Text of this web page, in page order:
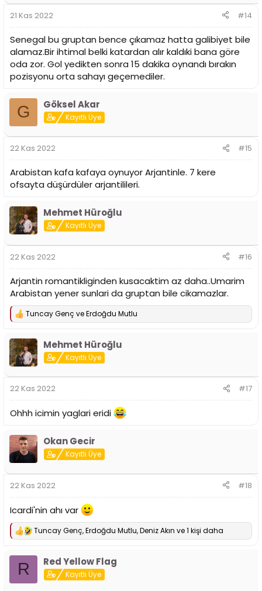
21 Kas 2022 #14
Senegal bu gruptan bence çıkamaz hatta galibiyet bile
alamaz.Bir ihtimal belki katardan alır kaldıki bana göre
oda zor. Gol yedikten sonra 15 dakika oynandı bırakın
pozisyonu orta sahayı geçemediler.
G Göksel Akar
Kayıtlı Üye
22 Kas 2022 #15
Arabistan kafa kafaya oynuyor Arjantinle. 7 kere
ofsayta düşürdüler arjantilileri.
Mehmet Hüroğlu
Kayıtlı Üye
22 Kas 2022 #16
Arjantin romantikliginden kusacaktim az daha..Umarim
Arabistan yener sunlari da gruptan bile cikamazlar.
T
k
i
l
:
Tuncay Genç veErdoğdu Mutlu
Mehmet Hüroğlu
Kayıtlı Üye
22 Kas 2022 #17
Ohhh icimin yaglari eridi
Okan Gecir
Kayıtlı Üye
22 Kas 2022 #18
Icardi'nin ahı var
T
Tuncay Genç,Erdoğdu Mutlu,Deniz Akın ve 1 kişi daha
R Red Yellow Flag
Kayıtlı Üye